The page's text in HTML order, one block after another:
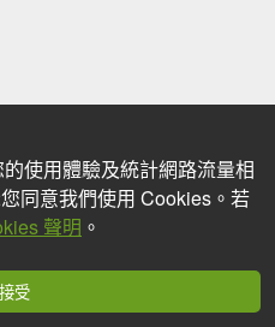
使用體驗及統計網路流量相
同意我們使用 Cookies。若
聲明 。
受